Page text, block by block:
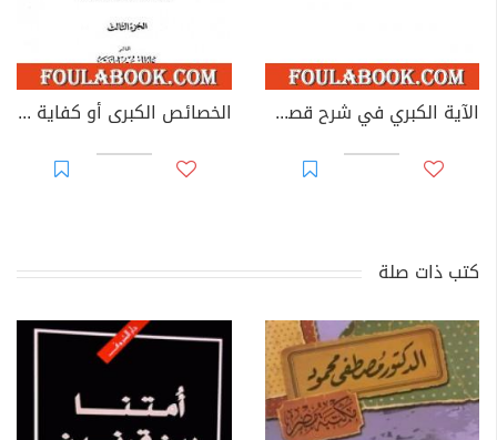
الآية الكبري في شرح قصة الاسراء الخصائص الكبرى أو كفاية الطالب اللبيب في خصائص الحبيب - مجلد 3
كتب ذات صلة